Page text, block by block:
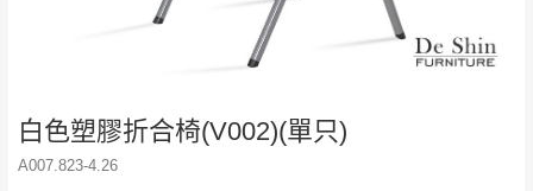
白色塑膠折合椅(V002)(單只)
A007.823-4.26